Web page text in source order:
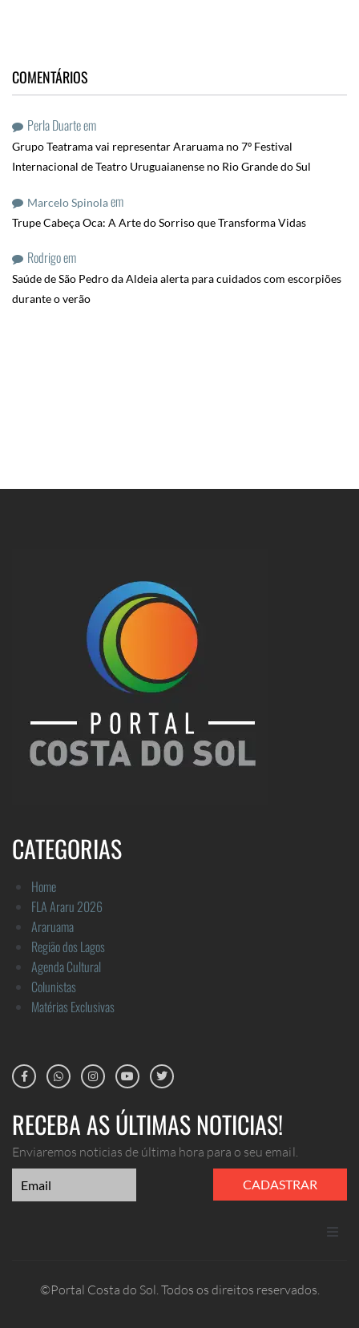
COMENTÁRIOS
Perla Duarteem
Grupo Teatrama vai representar Araruama no 7º Festival
Internacional de Teatro Uruguaianense no Rio Grande do Sul
Marcelo Spinolaem
Trupe Cabeça Oca: A Arte do Sorriso que Transforma Vidas
Rodrigoem
Saúde de São Pedro da Aldeia alerta para cuidados com escorpiões
durante o verão
CATEGORIAS
Home
FLA Araru 2026
Araruama
Região dos Lagos
Agenda Cultural
Colunistas
Matérias Exclusivas
RECEBA AS ÚLTIMAS NOTICIAS!
Enviaremos noticias de última hora para o seu email.
CADASTRAR
©Portal Costa do Sol. Todos os direitos reservados.